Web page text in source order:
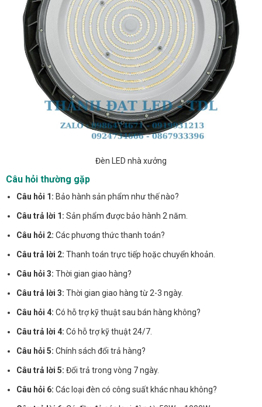
Đèn LED nhà xưởng
Câu hỏi thường gặp
Câu hỏi 1: Bảo hành sản phẩm như thế nào?
Câu trả lời 1: Sản phẩm được bảo hành 2 năm.
Câu hỏi 2: Các phương thức thanh toán?
Câu trả lời 2: Thanh toán trực tiếp hoặc chuyển khoản.
Câu hỏi 3: Thời gian giao hàng?
Câu trả lời 3: Thời gian giao hàng từ 2-3 ngày.
Câu hỏi 4: Có hỗ trợ kỹ thuật sau bán hàng không?
Câu trả lời 4: Có hỗ trợ kỹ thuật 24/7.
Câu hỏi 5: Chính sách đổi trả hàng?
Câu trả lời 5: Đổi trả trong vòng 7 ngày.
Câu hỏi 6: Các loại đèn có công suất khác nhau không?